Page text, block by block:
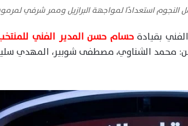
النجوم استعدادًا لمواجهة البرازيل وممر شرفي
بقيادةحسام حسن المدير الفني
من: محمد الشناوي، مصطفى شوبير، المهدي